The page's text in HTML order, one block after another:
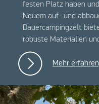
festen Platz haben
Neuem auf- und
Dauercampingzelt
robuste Materialien
Mehr